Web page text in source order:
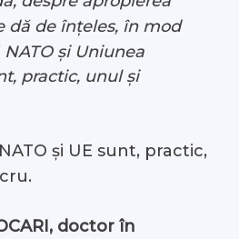
dă de înțeles, în mod
și Uniunea
practic, unul și
NATO și UE sunt, practic,
doctor în